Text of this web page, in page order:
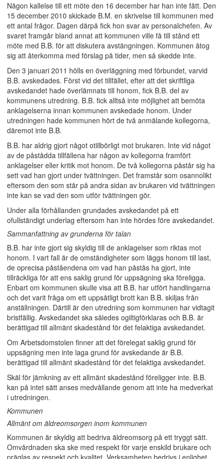
Någon kallelse till ett möte den 16 december har han inte fått. Den
15 december 2010 skickade B.M. en skrivelse till kommunen med
ett antal frågor. Dagen därpå fick hon svar av personalchefen. Av
svaret framgår bland annat att kommunen ville få till stånd ett
möte med B.B. för att diskutera avstängningen. Kommunen åtog
sig att återkomma med förslag på tider, men så skedde inte.
Den 3 januari 2011 hölls en överläggning med förbundet, varvid
B.B. avskedades. Först vid det tillfället, efter att det skriftliga
avskedandet hade överlämnats till honom, fick B.B. del av
kommunens utredning. B.B. fick alltså inte möjlighet att bemöta
anklagelserna innan kommunen avskedade honom. Under
utredningen hade kommunen hört de två anmälande kollegorna,
däremot inte B.B.
B.B. har aldrig gjort något otillbörligt mot brukaren. Inte vid något
av de påstådda tillfällena har någon av kollegorna framfört
anklagelser eller kritik mot honom. De två kollegorna påstår sig ha
sett vad han gjort under tvättningen. Det framstår som osannolikt
eftersom den som står på andra sidan av brukaren vid tvättningen
inte kan se vad den som utför tvättningen gör.
Under alla förhållanden grundades avskedandet på ett
ofullständigt underlag eftersom han inte hördes före avskedandet.
Sammanfattning av grunderna för talan
B.B. har inte gjort sig skyldig till de anklagelser som riktas mot
honom. I vart fall är de omständigheter som läggs honom till last,
de oprecisa påståendena om vad han påstås ha gjort, inte
tillräckliga för att ens saklig grund för uppsägning ska föreligga.
Enbart om kommunen skulle visa att B.B. har utfört handlingarna
och det varit fråga om ett uppsåtligt brott kan B.B. skiljas från
anställningen. Därtill är den utredning som kommunen har vidtagit
bristfällig. Avskedandet ska således ogiltigförklaras och B.B. är
berättigad till allmänt skadestånd för det felaktiga avskedandet.
Om Arbetsdomstolen finner att det förelegat saklig grund för
uppsägning men inte laga grund för avskedande är B.B.
berättigad till allmänt skadestånd för det felaktiga avskedandet.
Skäl för jämkning av ett allmänt skadestånd föreligger inte. B.B.
kan på intet sätt anses medvållande genom att inte ha medverkat
i utredningen.
Kommunen
Allmänt om äldreomsorgen inom kommunen
Kommunen är skyldig att bedriva äldreomsorg på ett tryggt sätt.
Omvårdnaden ska ske med respekt för varje enskild brukare och
präglas av respekt och kvalitet. Verksamheten bedrivs i enlighet